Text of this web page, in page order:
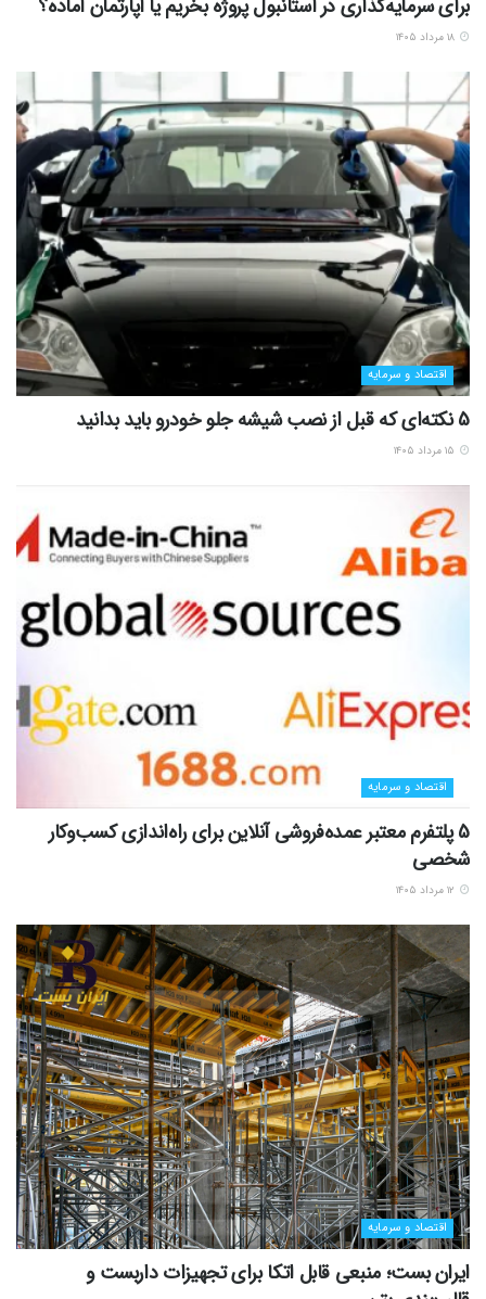
برای سرمایه‌گذاری در استانبول پروژه بخریم یا آپارتمان آماده؟
اقتصاد و سرمایه
5 نکته‌ای که قبل از نصب شیشه جلو خودرو باید بدانید
اقتصاد و سرمایه
5 پلتفرم معتبر عمده‌فروشی آنلاین برای راه‌اندازی کسب‌وکار
شخصی
اقتصاد و سرمایه
ایران بست؛ منبعی قابل اتکا برای تجهیزات داربست و